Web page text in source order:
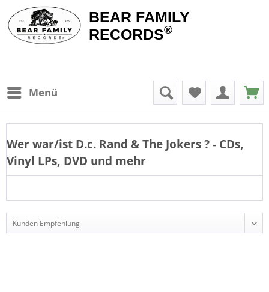
BEAR FAMILY
RECORDS®
Menü
Wer war/ist D.c. Rand & The Jokers? - CDs,
Vinyl LPs, DVD und mehr